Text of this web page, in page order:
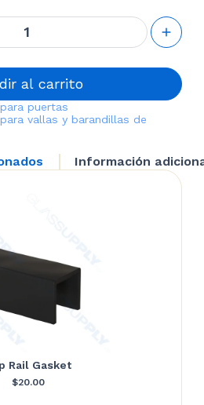
al carrito
puertas
vallas y barandillas de
Información
Rail Gasket
$20.00